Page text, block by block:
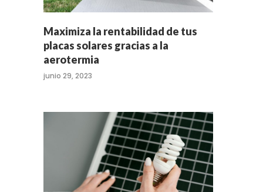
Maximiza la rentabilidad de tus
placas solares gracias a la
aerotermia
junio 29, 2023